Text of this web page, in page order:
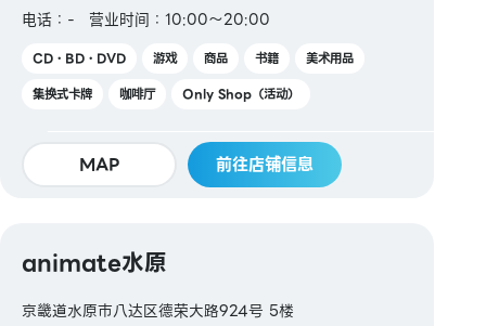
电话：-
营业时间：10:00～20:00
CD・BD・DVD 游戏 商品 书籍
美术用品
集换式卡牌
咖啡厅 Only Shop（活动）
MAP 前往店铺信息
animate水原
京畿道水原市八达区德荣大路924号 5楼